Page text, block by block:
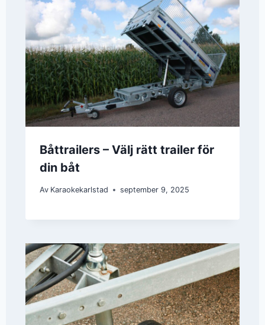
Båttrailers – Välj rätt trailer för
din båt
Av Karaokekarlstad september 9, 2025